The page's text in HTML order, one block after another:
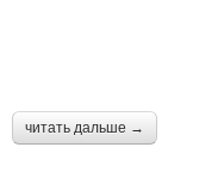
читать дальше →